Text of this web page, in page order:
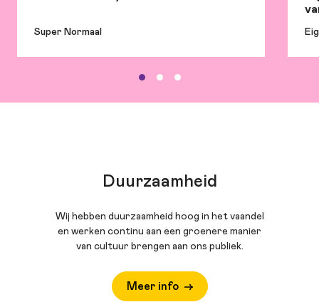
Super Normaal
Duurzaamheid
Wij hebben duurzaamheid hoog in het vaandel
en werken continu aan een groenere manier
van cultuur brengen aan ons publiek.
Meer info